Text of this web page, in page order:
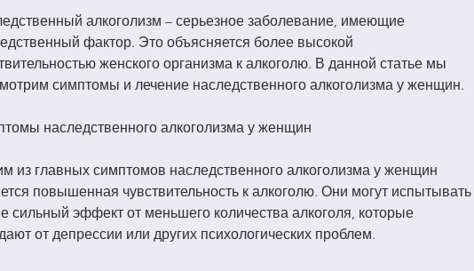
алкоголизм – серьезное заболевание, имеющие
фактор. Это объясняется более высокой
женского организма к алкоголю. В данной статье мы
симптомы и лечение наследственного алкоголизма у женщин.
наследственного алкоголизма у женщин
из главных симптомов наследственного алкоголизма у женщин
повышенная чувствительность к алкоголю. Они могут испытывать
сильный эффект от меньшего количества алкоголя, которые
от депрессии или других психологических проблем.